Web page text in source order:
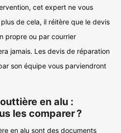
cet expert ne vous
de cela, il réitère que le devis
propre ou par courrier
jamais. Les devis de réparation
son équipe vous parviendront
en alu :
les comparer ?
en alu sont des documents